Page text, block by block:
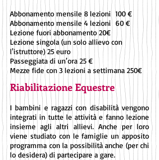
Abbonamento mensile 8 lezioni 100 €
Abbonamento mensile 4 lezioni 60 €
Lezione fuori abbonamento 20€
Lezione singola (un solo allievo con
l'istruttore) 25 euro
Passeggiata di un’ora 25 €
Mezze fide con 3 lezioni a settimana 250€
Riabilitazione Equestre
I bambini e ragazzi con disabilità vengono
integrati in tutte le attività e fanno lezione
insieme agli altri allievi. Anche per loro
viene studiato con le famiglie un apposito
programma con la possibilità anche (per chi
lo desidera) di partecipare a gare.